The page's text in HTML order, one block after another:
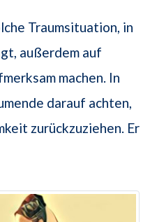
Traumsituation, in
außerdem auf
machen. In
darauf achten,
zurückzuziehen. Er